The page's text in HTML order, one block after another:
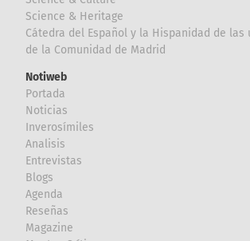
Science & Heritage
Cátedra del Español y la Hispanidad de las
de la Comunidad de Madrid
Notiweb
Portada
Noticias
Inverosímiles
Analisis
Entrevistas
Blogs
Agenda
Reseñas
Magazine